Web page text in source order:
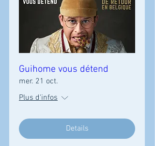
Guihome vous détend
mer. 21 oct.
Plus d'infos
Details